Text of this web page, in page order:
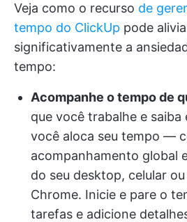
Veja como o recurso de
tempo do ClickUp pode
significativamente a
tempo:
Acompanhe o tempo de
que você trabalhe e
você aloca seu tempo —
acompanhamento global
do seu desktop, celular
Chrome. Inicie e pare o
tarefas e adicione